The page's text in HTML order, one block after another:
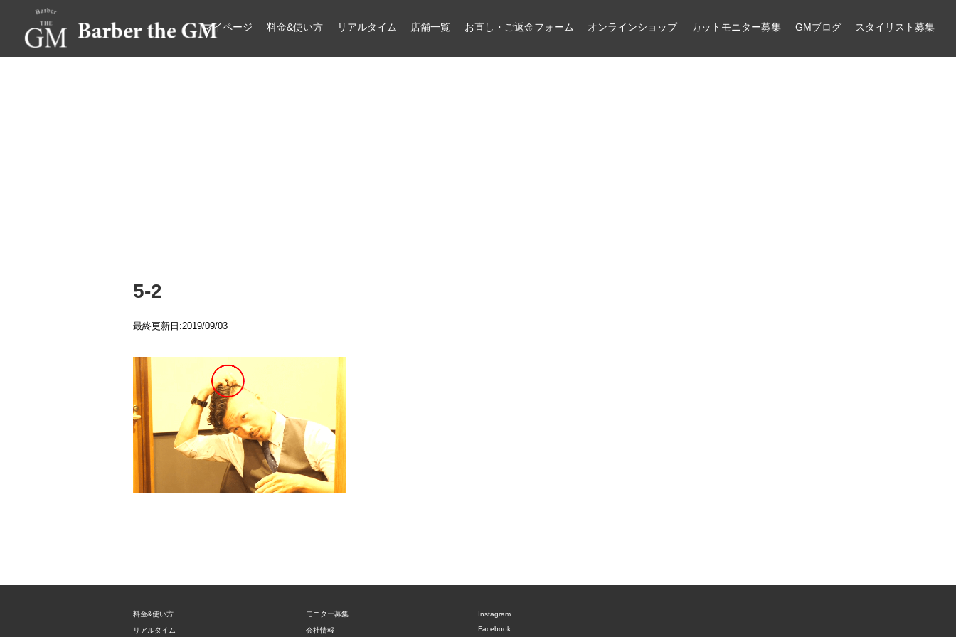
マイページ 料金&使い方 リアルタイム 店舗一覧 お直し・ご返金フォーム オンラインショップ カットモニター募集 GMブログ スタイリスト募集
5-2
最終更新日:2019/09/03
料金&使い方
リアルタイム
モニター募集
会社情報
Instagram
Facebook